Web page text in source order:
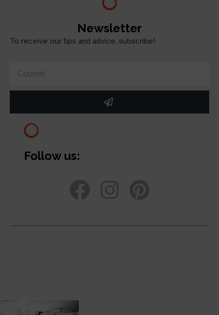
Newsletter
To receive our tips and advice, subscribe!
Follow us: